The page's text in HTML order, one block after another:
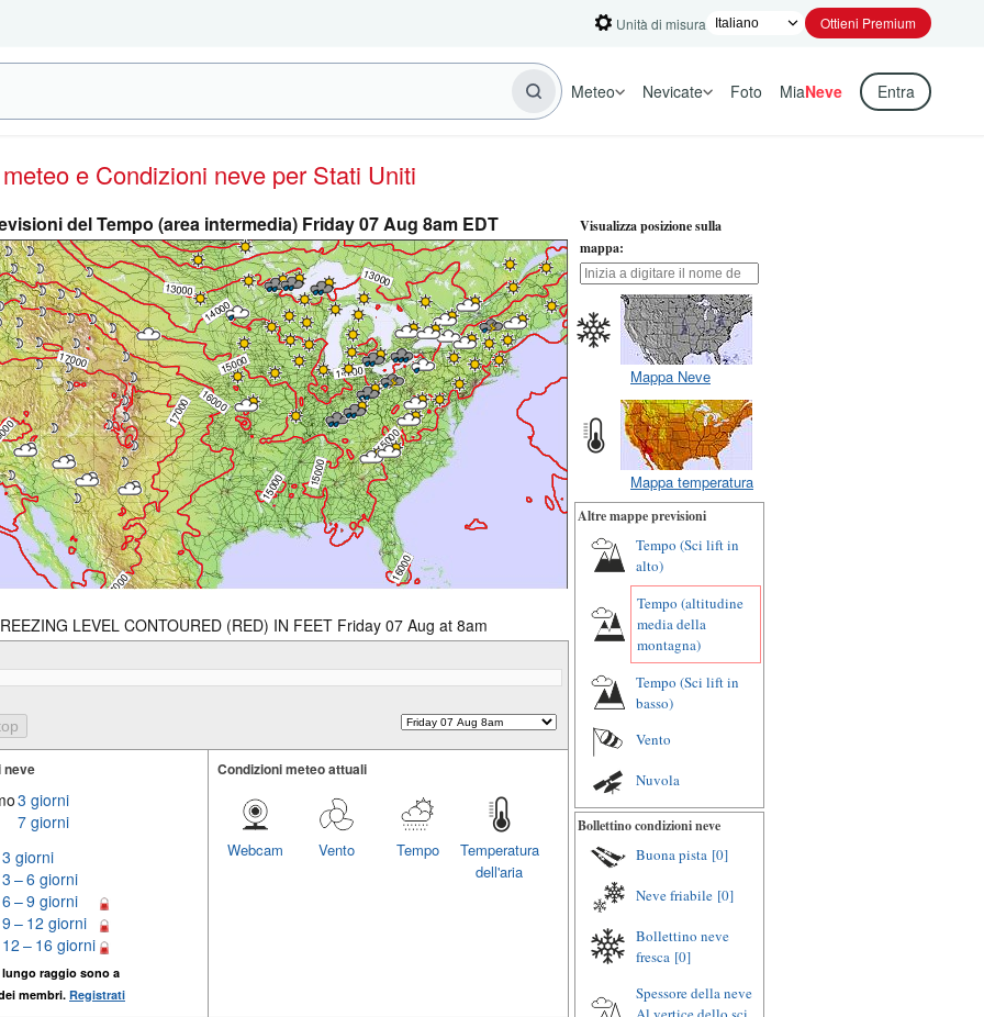
Unità di misura Ottieni Premium
Meteo Nevicate Foto MiaNeve Entra
meteo e Condizioni neve per Stati Uniti
del Tempo (area intermedia) Friday 07 Aug 8am EDT
LEVEL CONTOURED (RED) IN FEET Friday 07 Aug at 8am
neve
3 giorni
7 giorni
3 giorni
3 – 6 giorni
6 – 9 giorni
9 – 12 giorni
12 – 16 giorni
lungo raggio sono a
membri.Registrati
Condizioni meteo attuali
Temperatura
dell'aria
Tempo
Vento
Webcam
Visualizza posizione sulla
mappa:
Mappa Neve
Mappa temperatura
Altre mappe previsioni
Tempo (Sci lift in
alto)
Tempo (altitudine
media della
montagna)
Tempo (Sci lift in
basso)
Vento
Nuvola
Bollettino condizioni neve
Buona pista [0]
Neve friabile [0]
Bollettino neve
fresca [0]
Spessore della neve